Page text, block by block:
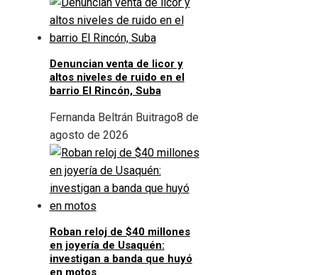
Denuncian venta de licor y
altos niveles de ruido en el
barrio El Rincón, Suba
Fernanda Beltrán Buitrago8 de
agosto de 2026
Roban reloj de $40 millones
en joyería de Usaquén:
investigan a banda que huyó
en motos